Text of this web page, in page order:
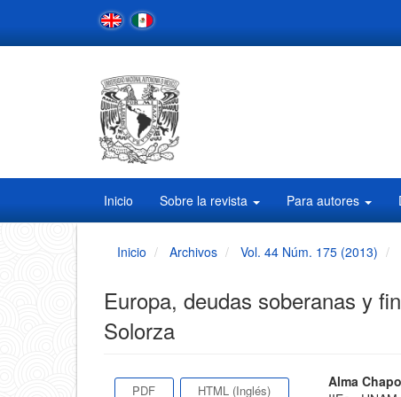
Contenido
Inicio Sobre la revista Para autores
Inicio Archivos Vol. 44 Núm. 175 (2013)
Europa, deudas soberanas y
Solorza
Barra
PDF HTML (Inglés)
Alma